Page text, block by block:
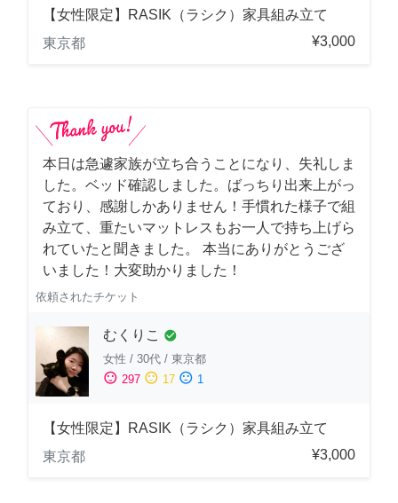
【女性限定】RASIK（ラシク）家具組み立て
東京都
¥3,000
本日は急遽家族が立ち合うことになり、失礼しま
した。ベッド確認しました。ばっちり出来上がっ
ており、感謝しかありません！手慣れた様子で組
み立て、重たいマットレスもお一人で持ち上げら
れていたと聞きました。 本当にありがとうござ
いました！大変助かりました！
依頼されたチケット
むくりこ check_circle
女性 / 30代 / 東京都
sentiment_satisfied 297 sentiment_neutral 17 sentiment_dissatisfied 1
【女性限定】RASIK（ラシク）家具組み立て
東京都
¥3,000